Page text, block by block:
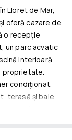
plin
jocuri cu
camerele
confortabil
și un bar
tip bufet
Lloret de Mar,
oferă cazare de
o recepție
un parc acvatic
interioară,
proprietate.
condiționat,
terasă și baie